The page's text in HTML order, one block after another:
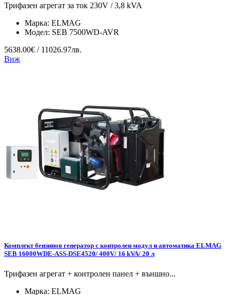
Трифазен агрегат за ток 230V / 3,8 kVA
Марка: ELMAG
Модел: SEB 7500WD-AVR
5638.00€ / 11026.97лв.
Виж
Комплект бензинов генератор с контролен модул и автоматика ELMAG
SEB 16000WDE-ASS-DSE4520/ 400V/ 16 kVA/ 20 л
Трифазен агрегат + контролен панел + външно...
Марка: ELMAG